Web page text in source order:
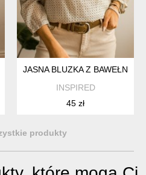
XS/SJASNA BLUZKA Z BAWEŁNY L
INSPIRED
45 zł
produkty